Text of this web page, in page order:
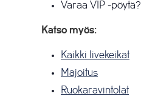
Varaa VIP -pöytä?
Katso myös:
Kaikki livekeikat
Majoitus
Ruokaravintolat